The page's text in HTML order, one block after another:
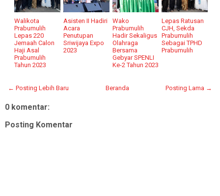
Walikota
Prabumulih
Lepas 220
Jemaah Calon
Haji Asal
Prabumulih
Tahun 2023
Asisten II Hadiri
Acara
Penutupan
Sriwijaya Expo
2023
Wako
Prabumulih
Hadir Sekaligus
Olahraga
Bersama
Gebyar SPENLI
Ke-2 Tahun 2023
Lepas Ratusan
CJH, Sekda
Prabumulih
Sebagai TPHD
Prabumulih
← Posting Lebih Baru Posting Lama →
Beranda
0 komentar:
Posting Komentar